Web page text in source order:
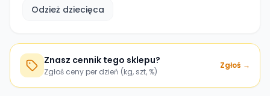
Odzież dziecięca
Znasz cennik tego sklepu?
Zgłoś ceny per dzień (kg, szt, %)
Zgłoś →